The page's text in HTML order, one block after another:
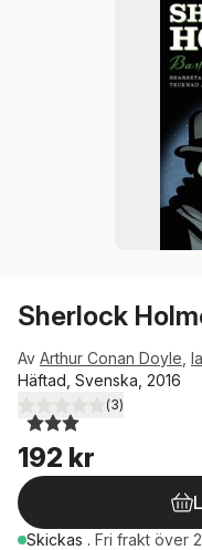
Sherlock
Av Arthur Conan Doyle
Häftad, Svenska, 2016
3,0utav 5 stjärnor. Totalt
(3)
192 kr
Skickas . Fri frakt över